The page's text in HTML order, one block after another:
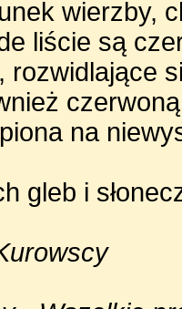
wierzby,
liście są
rozwidlające
na
gleb i